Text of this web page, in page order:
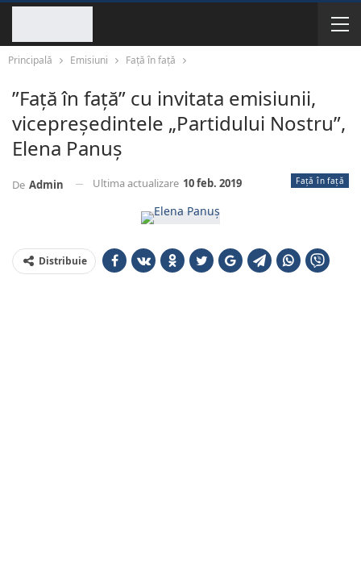
Principală Emisiuni Față în față
”Față în față” cu invitata emisiunii,
vicepreședintele „Partidului Nostru”,
Elena Panuș
Față în față
De Admin Ultima actualizare 10 feb. 2019
Distribuie